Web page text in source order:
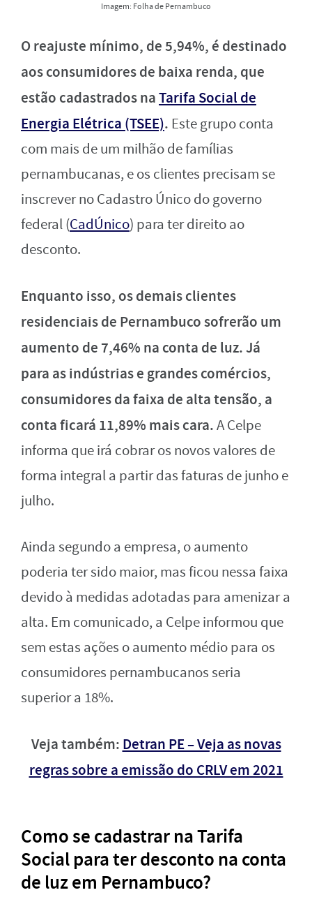
Imagem: Folha de Pernambuco
O reajuste mínimo, de 5,94%, é destinado
aos consumidores de baixa renda, que
estão cadastrados naTarifa Social de
Energia Elétrica (TSEE). Este grupo conta
com mais de um milhão de famílias
pernambucanas, e os clientes precisam se
inscrever no Cadastro Único do governo
federal (CadÚnico) para ter direito ao
desconto.
Enquanto isso, os demais clientes
residenciais de Pernambuco sofrerão um
aumento de 7,46% na conta de luz. Já
para as indústrias e grandes comércios,
consumidores da faixa de alta tensão, a
conta ficará 11,89% mais cara.A Celpe
informa que irá cobrar os novos valores de
forma integral a partir das faturas de junho e
julho.
Ainda segundo a empresa, o aumento
poderia ter sido maior, mas ficou nessa faixa
devido à medidas adotadas para amenizar a
alta. Em comunicado, a Celpe informou que
sem estas ações o aumento médio para os
consumidores pernambucanos seria
superior a 18%.
Veja também: Detran PE – Veja as novas
regras sobre a emissão do CRLV em 2021
Como se cadastrar na Tarifa
Social para ter desconto na conta
de luz em Pernambuco?